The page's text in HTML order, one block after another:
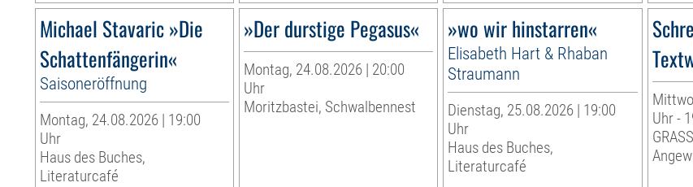
Michael Stavaric »Die
Schattenfängerin«
Saisoneröffnung
Montag, 24.08.2026 | 19:00
Uhr
Haus des Buches,
Literaturcafé
»Der durstige Pegasus«
Montag, 24.08.2026 | 20:00
Uhr
Moritzbastei, Schwalbennest
»wo wir hinstarren«
Elisabeth Hart & Rhaban
Straumann
Dienstag, 25.08.2026 | 19:00
Uhr
Haus des Buches,
Literaturcafé
Uhr -